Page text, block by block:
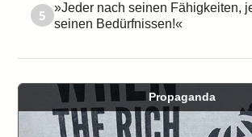
5
»Jeder nach seinen Fähigkeiten,
seinen Bedürfnissen!«
Propaganda